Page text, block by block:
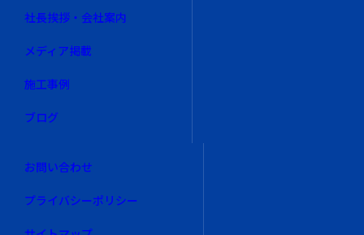
社長挨拶・会社案内
メディア掲載
施工事例
ブログ
お問い合わせ
プライバシーポリシー